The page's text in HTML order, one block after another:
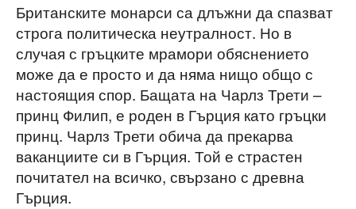
Британските монарси са длъжни да спазват
строга политическа неутралност. Но в
случая с гръцките мрамори обяснението
може да е просто и да няма нищо общо с
настоящия спор. Бащата на Чарлз Трети –
принц Филип, е роден в Гърция като гръцки
принц. Чарлз Трети обича да прекарва
ваканциите си в Гърция. Той е страстен
почитател на всичко, свързано с древна
Гърция.